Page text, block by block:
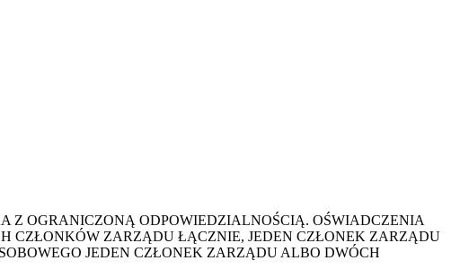
Z OGRANICZONĄ ODPOWIEDZIALNOŚCIĄ. OŚWIADCZENIA
CZŁONKÓW ZARZĄDU ŁĄCZNIE, JEDEN CZŁONEK ZARZĄDU
JEDEN CZŁONEK ZARZĄDU ALBO DWÓCH